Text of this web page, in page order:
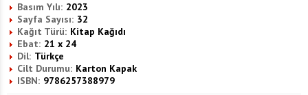
Basım Yılı: 2023
Sayfa Sayısı: 32
Kağıt Türü: Kitap Kağıdı
Ebat: 21 x 24
Dil: Türkçe
Cilt Durumu: Karton Kapak
ISBN: 9786257388979